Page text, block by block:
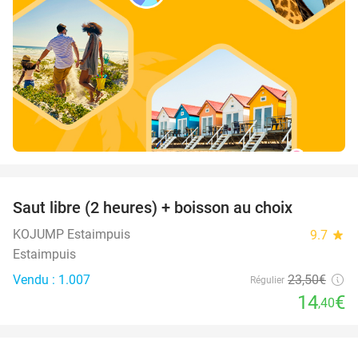
Saut libre (2 heures) + boisson au choix
KOJUMP Estaimpuis 9.7 star
Estaimpuis
Vendu : 1.007
Régulier 23,50€
14,40€